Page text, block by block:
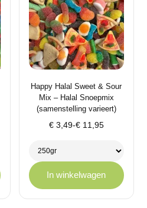
Happy Halal Sweet & Sour
Mix – Halal Snoepmix
(samenstelling varieert)
€3,49-€11,95
Prijsklasse:
tot
€ 11,95
In winkelwagen